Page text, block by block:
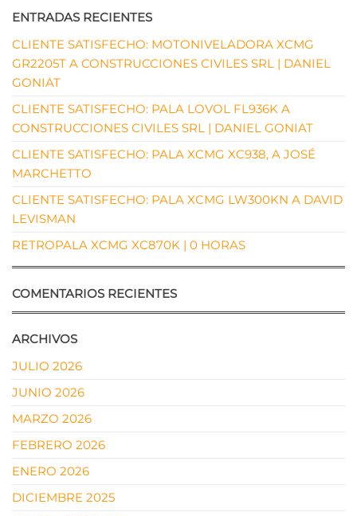
ENTRADAS RECIENTES
CLIENTE SATISFECHO: MOTONIVELADORA XCMG
GR2205T A CONSTRUCCIONES CIVILES SRL | DANIEL
GONIAT
CLIENTE SATISFECHO: PALA LOVOL FL936K A
CONSTRUCCIONES CIVILES SRL | DANIEL GONIAT
CLIENTE SATISFECHO: PALA XCMG XC938, A JOSÉ
MARCHETTO
CLIENTE SATISFECHO: PALA XCMG LW300KN A DAVID
LEVISMAN
RETROPALA XCMG XC870K | 0 HORAS
COMENTARIOS RECIENTES
ARCHIVOS
JULIO 2026
JUNIO 2026
MARZO 2026
FEBRERO 2026
ENERO 2026
DICIEMBRE 2025